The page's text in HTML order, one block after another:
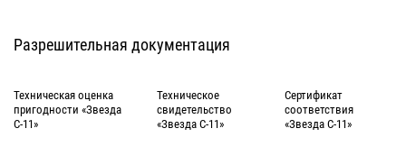
Разрешительная документация
Техническая оценка
пригодности «Звезда
С-11»
Техническое
свидетельство
«Звезда С-11»
Сертификат
соответствия
«Звезда С-11»